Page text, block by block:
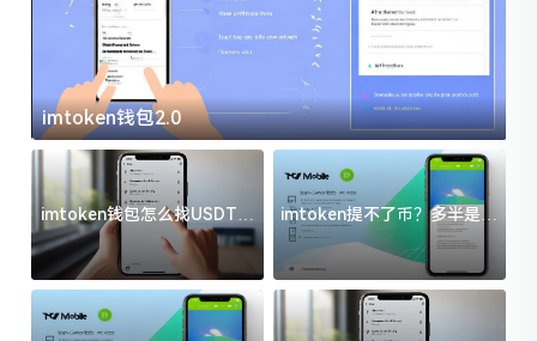
imtoken钱包2.0
imtoken钱包怎么找USDT地
址？三步搞定不踩坑
imtoken提不了币？多半是这
几件事没处理好